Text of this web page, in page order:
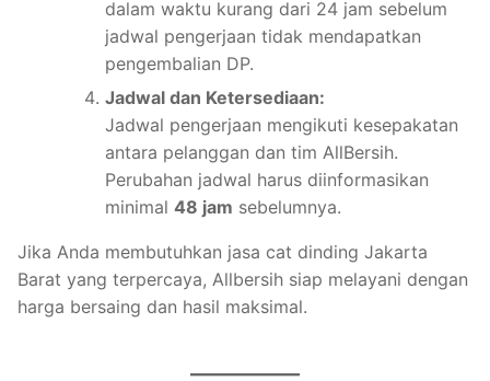
dalam waktu kurang dari 24 jam sebelum
jadwal pengerjaan tidak mendapatkan
pengembalian DP.
Jadwal dan Ketersediaan:
Jadwal pengerjaan mengikuti kesepakatan
antara pelanggan dan tim AllBersih.
Perubahan jadwal harus diinformasikan
minimal 48 jam sebelumnya.
Jika Anda membutuhkan jasa cat dinding Jakarta
Barat yang terpercaya, Allbersih siap melayani dengan
harga bersaing dan hasil maksimal.